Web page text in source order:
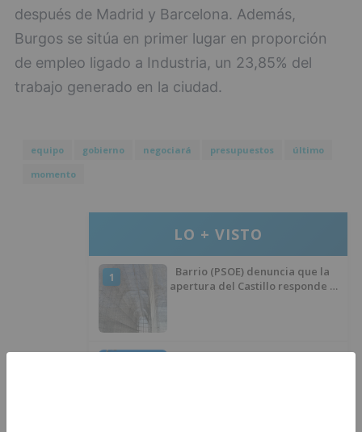
después de Madrid y Barcelona. Además,
Burgos se sitúa en primer lugar en proporción
de empleo ligado a Industria, un 23,85% del
trabajo generado en la ciudad.
equipo gobierno negociará presupuestos
último
momento
LO + VISTO
1
Barrio (PSOE) denuncia que la
apertura del Castillo responde a
El poblado de El Encuentro de